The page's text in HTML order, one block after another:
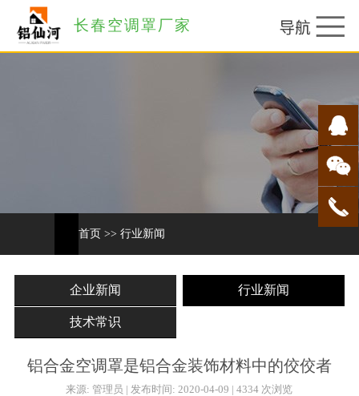
长春空调罩厂家
首页 >> 行业新闻
企业新闻 行业新闻
技术常识
铝合金空调罩是铝合金装饰材料中的佼佼者
来源: 管理员 | 发布时间: 2020-04-09 | 4334 次浏览